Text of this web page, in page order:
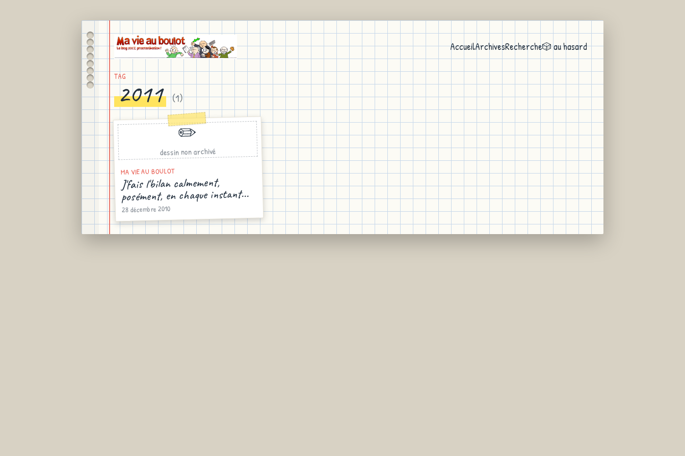
AccueilArchivesRecherche🎲 au hasard
TAG
2011 (1)
✏️
dessin non archivé
MA VIE AU BOULOT
J'fais l'bilan calmement,
posément, en chaque instant...
28 décembre 2010